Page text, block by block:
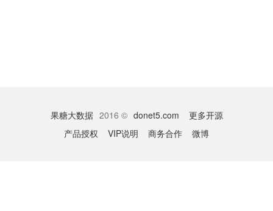
果糖大数据 2016 © donet5.com
更多开源
产品授权
VIP说明 商务合作 微博